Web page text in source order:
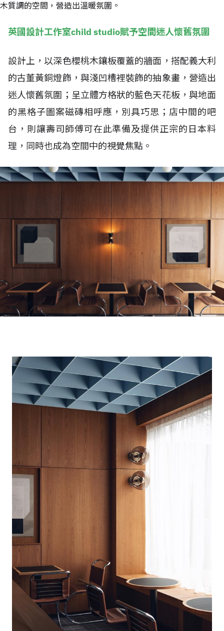
木質調的空間，營造出溫暖氛圍。
英國設計工作室child studio賦予空間迷人懷舊氛圍
設計上，以深色櫻桃木鑲板覆蓋的牆面，搭配義大利
的古董黃銅燈飾，與淺凹槽裡裝飾的抽象畫，營造出
迷人懷舊氛圍；呈立體方格狀的藍色天花板，與地面
的黑格子圖案磁磚相呼應，別具巧思；店中間的吧
台，則讓壽司師傅可在此準備及提供正宗的日本料
理，同時也成為空間中的視覺焦點。